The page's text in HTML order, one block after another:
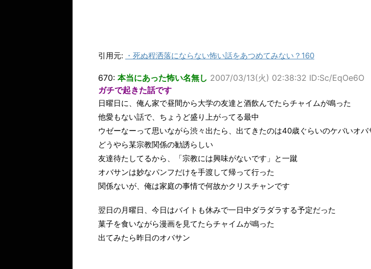
引用元: ・ 死ぬ程洒落にならない怖い話をあつめてみない？160
670: 本当にあった怖い名無し 2007/03/13(火) 02:38:32 ID:Sc/EqOe6O
ガチで起きた話です
日曜日に、俺ん家で昼間から大学の友達と酒飲んでたらチャイムが鳴った
他愛もない話で、ちょうど盛り上がってる最中
ウゼーなーって思いながら渋々出たら、出てきたのは40歳ぐらいのケバいオバ
どうやら某宗教関係の勧誘らしい
友達待たしてるから、「宗教には興味がないです」と一蹴
オバサンは妙なパンフだけを手渡して帰って行った
関係ないが、俺は家庭の事情で何故かクリスチャンです
翌日の月曜日、今日はバイトも休みで一日中ダラダラする予定だった
菓子を食いながら漫画を見てたらチャイムが鳴った
出てみたら昨日のオバサン